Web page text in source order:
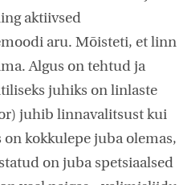
aktiivsed
aru. Mõisteti, et linn
Algus on tehtud ja
juhiks on linlaste
juhib linnavalitsust kui
kokkulepe juba olemas,
on juba spetsiaalsed